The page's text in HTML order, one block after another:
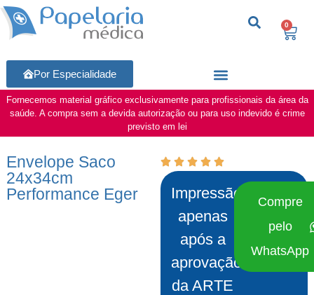
0
Por Especialidade
Fornecemos material gráfico exclusivamente para profissionais da área da
saúde. A compra sem a devida autorização ou para uso indevido é crime
previsto em lei
Envelope Saco
24x34cm
Performance Eger
Impressão
apenas
após a
aprovação
da ARTE
Compre
pelo
WhatsApp